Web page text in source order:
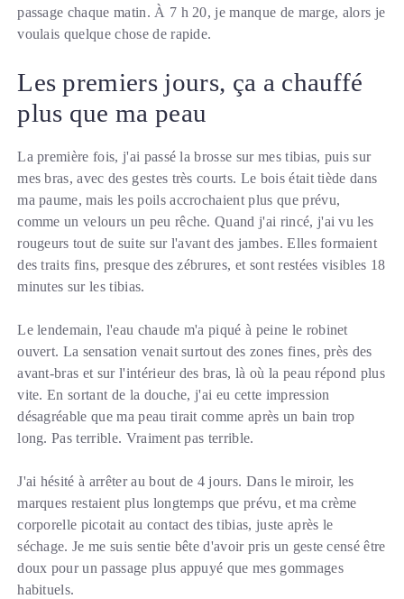
passage chaque matin. À 7 h 20, je manque de marge, alors je
voulais quelque chose de rapide.
Les premiers jours, ça a chauffé
plus que ma peau
La première fois, j'ai passé la brosse sur mes tibias, puis sur
mes bras, avec des gestes très courts. Le bois était tiède dans
ma paume, mais les poils accrochaient plus que prévu,
comme un velours un peu rêche. Quand j'ai rincé, j'ai vu les
rougeurs tout de suite sur l'avant des jambes. Elles formaient
des traits fins, presque des zébrures, et sont restées visibles 18
minutes sur les tibias.
Le lendemain, l'eau chaude m'a piqué à peine le robinet
ouvert. La sensation venait surtout des zones fines, près des
avant-bras et sur l'intérieur des bras, là où la peau répond plus
vite. En sortant de la douche, j'ai eu cette impression
désagréable que ma peau tirait comme après un bain trop
long. Pas terrible. Vraiment pas terrible.
J'ai hésité à arrêter au bout de 4 jours. Dans le miroir, les
marques restaient plus longtemps que prévu, et ma crème
corporelle picotait au contact des tibias, juste après le
séchage. Je me suis sentie bête d'avoir pris un geste censé être
doux pour un passage plus appuyé que mes gommages
habituels.